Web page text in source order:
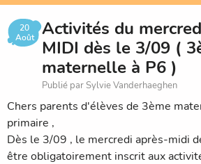
20
Août
Activités du
MIDI dès le 3/09 (
maternelle à P6 )
Publié par Sylvie Vanderhaeghen
Chers parents d'élèves de 3ème
primaire ,
Dès le 3/09 , le mercredi après-midi
être obligatoirement inscrit aux